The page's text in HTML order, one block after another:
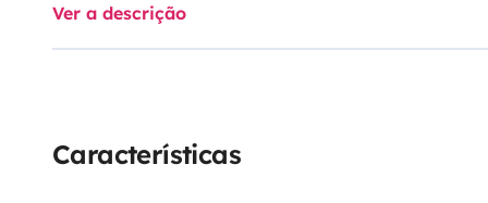
ses aménagements fonctionnels (offre confort et
intérieur bien organisé permet de profiter d'un bel
de bain est avec cloison modulable séparant toilette
Ver a descrição
Características